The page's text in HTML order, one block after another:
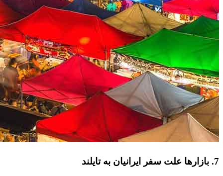
7. بازارها علت سفر ایرانیان به تایلند